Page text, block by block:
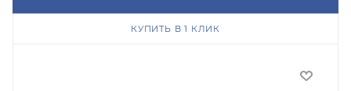
КУПИТЬ В 1 КЛИК